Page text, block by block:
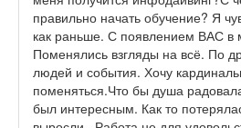
правильно начать обучение? Я
как раньше. С появлением ВАС в
Поменялись взгляды на всё. По
людей и события. Хочу
поменяться.Что бы душа
был интересным. Как то